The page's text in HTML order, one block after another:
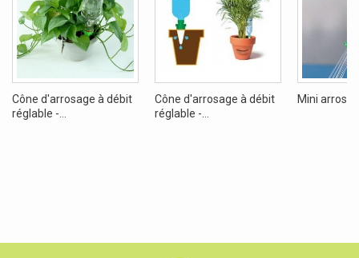
Cône d'arrosage à débit
réglable -...
Cône d'arrosage à débit
réglable -...
Mini